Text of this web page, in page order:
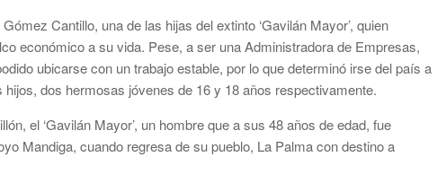
Cantillo, una de las hijas del extinto ‘Gavilán Mayor’, quien
económico a su vida. Pese, a ser una Administradora de Empresas,
ubicarse con un trabajo estable, por lo que determinó irse del país a
dos hermosas jóvenes de 16 y 18 años respectivamente.
el ‘Gavilán Mayor’, un hombre que a sus 48 años de edad, fue
Mandiga, cuando regresa de su pueblo, La Palma con destino a